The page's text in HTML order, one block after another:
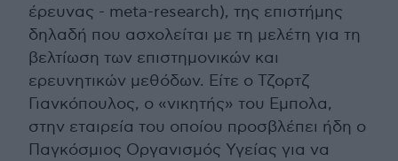
έρευνας - meta-research), της επιστήμης
δηλαδή που ασχολείται με τη μελέτη για τη
βελτίωση των επιστημονικών και
ερευνητικών μεθόδων. Είτε ο Τζορτζ
Γιανκόπουλος, ο «νικητής» του Εμπολα,
στην εταιρεία του οποίου προσβλέπει ήδη ο
Παγκόσμιος Οργανισμός Υγείας για να